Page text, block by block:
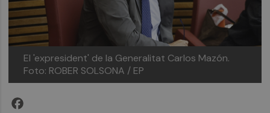
El 'expresident' de la Generalitat Carlos Mazón.
Foto: ROBER SOLSONA / EP